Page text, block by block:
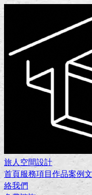
旅人空間設計
首頁服務項目作品案例
絡我們